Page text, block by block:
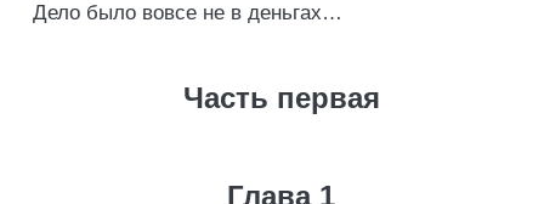
Дело было вовсе не в деньгах…
Часть первая
Глава 1